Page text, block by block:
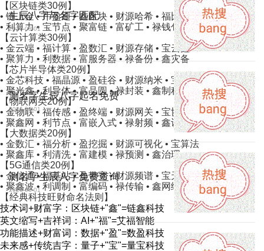
【区块链类30例】
• 链上金 • 币盈通 • 鑫区块 • 财源哈希 • 福比特
• 利算力 • 宝节点 • 聚富链 • 富矿工 • 禄钱包
【云计算类30例】
• 金云端 • 福计算 • 盈数汇 • 财源存储 • 宝云鑫
• 聚算力 • 利数据 • 富服务器 • 禄备份 • 鑫灾备
【芯片半导体类20例】
• 金芯科技 • 福晶源 • 盈硅谷 • 财源纳米 • 宝蚀刻
• 聚光鑫 • 利导体 • 富晶圆 • 禄封装 • 鑫制程
【物联网类20例】
• 金物联 • 福传感 • 盈终端 • 财源网关 • 宝协议
• 聚鑫网 • 利节点 • 富嵌入式 • 禄射频 • 鑫识别
【大数据类20例】
• 金数汇 • 福分析 • 盈挖掘 • 财源可视化 • 宝算法
• 聚鑫库 • 利清洗 • 富建模 • 禄预测 • 鑫治理
【5G通信类20例】
• 金信通 • 福基站 • 盈带宽 • 财源频谱 • 宝天线
• 聚鑫波 • 利调制 • 富编码 • 禄传输 • 鑫网络
【经典科技旺财命名法则】
技术词+财富字：区块链+"鑫"=链鑫科技
英文缩写+吉祥词：AI+"福"=艾福智能
功能描述+财富词：数据+"盈"=数盈科技
未来感+传统吉字：量子+"宝"=量宝科技
生辰八字与名字匹配
2026-08-01
测名字生辰八字起名免费
2026-08-01
测名字生辰八字免费查询
2026-08-01